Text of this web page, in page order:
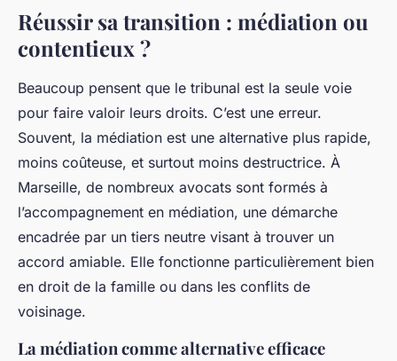
Réussir sa transition : médiation ou
contentieux ?
Beaucoup pensent que le tribunal est la seule voie
pour faire valoir leurs droits. C’est une erreur.
Souvent, la médiation est une alternative plus rapide,
moins coûteuse, et surtout moins destructrice. À
Marseille, de nombreux avocats sont formés à
l’accompagnement en médiation, une démarche
encadrée par un tiers neutre visant à trouver un
accord amiable. Elle fonctionne particulièrement bien
en droit de la famille ou dans les conflits de
voisinage.
La médiation comme alternative efficace